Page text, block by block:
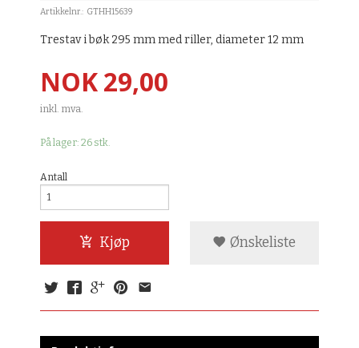
Artikkelnr.: GTHH15639
Trestav i bøk 295 mm med riller, diameter 12 mm
Pris
NOK29,00
inkl. mva.
På lager: 26 stk.
Antall
Kjøp Ønskeliste